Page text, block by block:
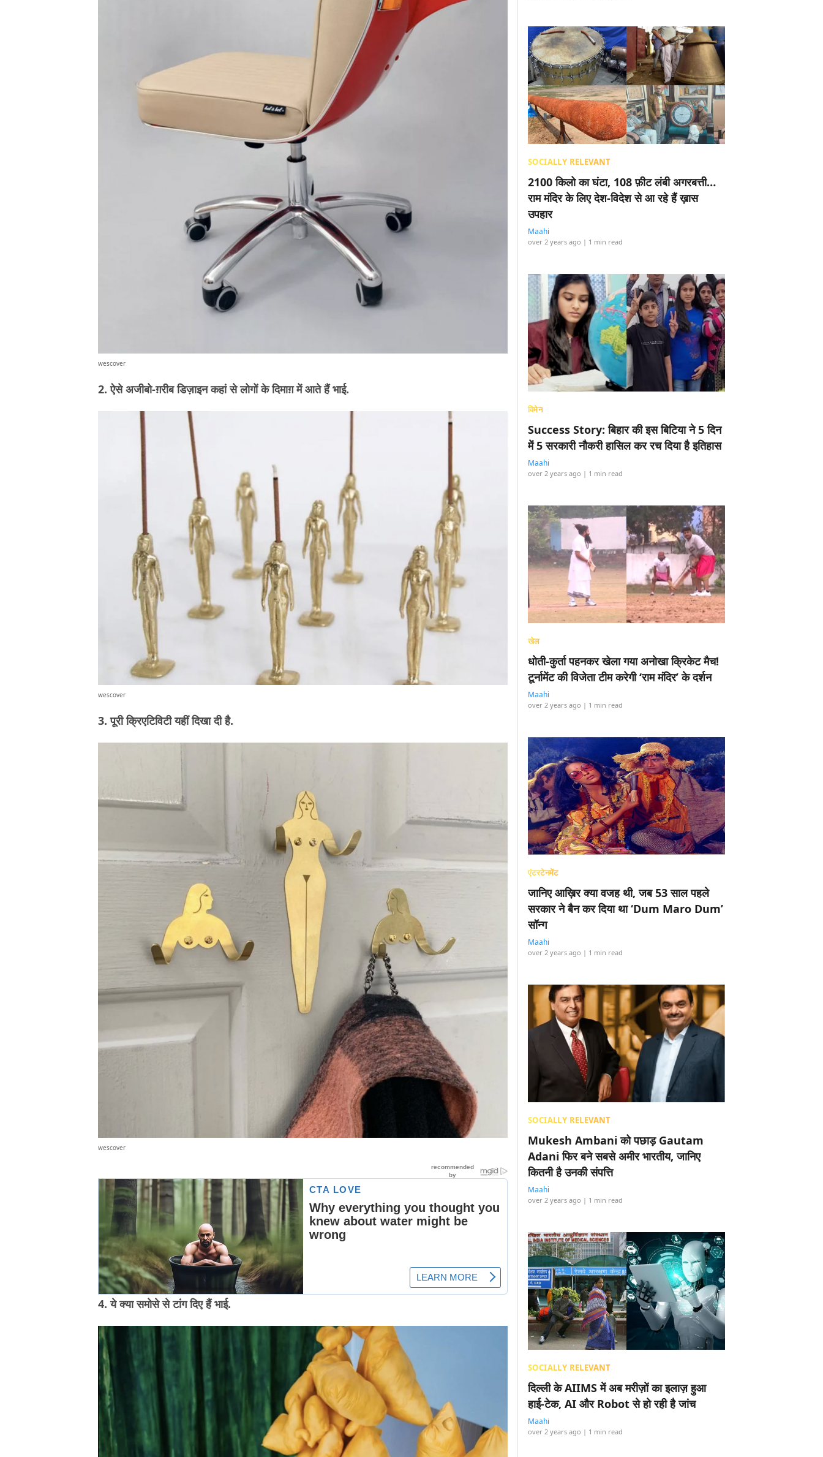
wescover
2. ऐसे अजीबो-ग़रीब डिज़ाइन कहां से लोगों के दिमाग़ में आते हैं भाई.
wescover
3. पूरी क्रिएटिविटी यहीं दिखा दी है.
wescover
4. ये क्या समोसे से टांग दिए हैं भाई.
SOCIALLY RELEVANT
2100 किलो का घंटा, 108 फ़ीट लंबी अगरबत्ती…
राम मंदिर के लिए देश-विदेश से आ रहे हैं ख़ास
उपहार
Maahi
over 2 years ago | 1 min read
विमेन
Success Story: बिहार की इस बिटिया ने 5 दिन
में 5 सरकारी नौकरी हासिल कर रच दिया है इतिहास
Maahi
over 2 years ago | 1 min read
खेल
धोती-कुर्ता पहनकर खेला गया अनोखा क्रिकेट मैच!
टूर्नामेंट की विजेता टीम करेगी ‘राम मंदिर’ के दर्शन
Maahi
over 2 years ago | 1 min read
एंटरटेनमेंट
जानिए आख़िर क्या वजह थी, जब 53 साल पहले
सरकार ने बैन कर दिया था ‘Dum Maro Dum’
सॉन्ग
Maahi
over 2 years ago | 1 min read
SOCIALLY RELEVANT
Mukesh Ambani को पछाड़ Gautam
Adani फिर बने सबसे अमीर भारतीय, जानिए
कितनी है उनकी संपत्ति
Maahi
over 2 years ago | 1 min read
SOCIALLY RELEVANT
दिल्ली के AIIMS में अब मरीज़ों का इलाज़ हुआ
हाई-टेक, AI और Robot से हो रही है जांच
Maahi
over 2 years ago | 1 min read